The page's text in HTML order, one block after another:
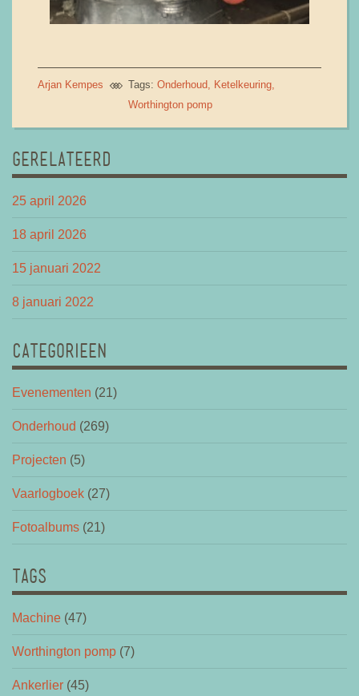
Arjan Kempes Tags: Onderhoud Ketelkeuring
Worthington pomp
GERELATEERD
25 april 2026
18 april 2026
15 januari 2022
8 januari 2022
CATEGORIEEN
Evenementen (21)
Onderhoud (269)
Projecten (5)
Vaarlogboek (27)
Fotoalbums (21)
TAGS
Machine (47)
Worthington pomp (7)
Ankerlier (45)